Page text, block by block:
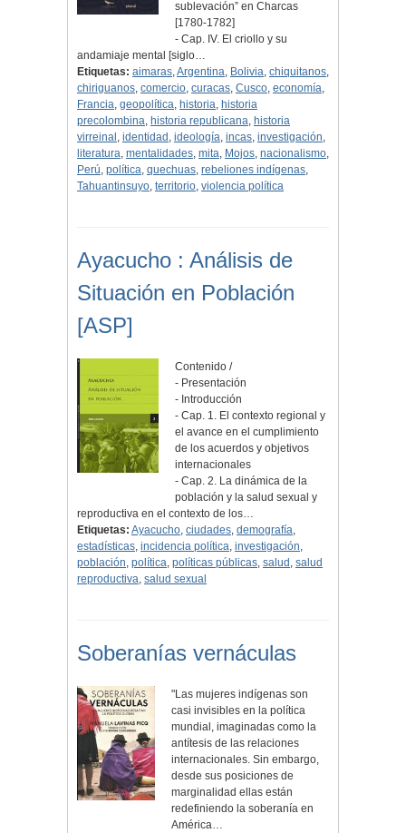
sublevación” en Charcas
[1780-1782]
- Cap. IV. El criollo y su
andamiaje mental [siglo…
Etiquetas: aimaras,Argentina, Bolivia, chiquitanos,
chiriguanos, comercio, curacas, Cusco, economía,
Francia, geopolítica, historia, historia
precolombina, historia republicana, historia
virreinal , identidad , ideología, incas, investigación,
literatura, mentalidades, mita, Mojos, nacionalismo,
Perú, política, quechuas, rebeliones indígenas,
Tahuantinsuyo, territorio, violencia política
Ayacucho : Análisis de
Situación en Población
[ASP]
Contenido /
- Presentación
- Introducción
- Cap. 1. El contexto regional y
el avance en el cumplimiento
de los acuerdos y objetivos
internacionales
- Cap. 2. La dinámica de la
población y la salud sexual y
reproductiva en el contexto de los…
Etiquetas: Ayacucho, ciudades, demografía,
estadísticas, incidencia política, investigación,
población, política, políticas públicas, salud , salud
reproductiva, salud sexual
Soberanías vernáculas
"Las mujeres indígenas son
casi invisibles en la política
mundial, imaginadas como la
antítesis de las relaciones
internacionales. Sin embargo,
desde sus posiciones de
marginalidad ellas están
redefiniendo la soberanía en
América…